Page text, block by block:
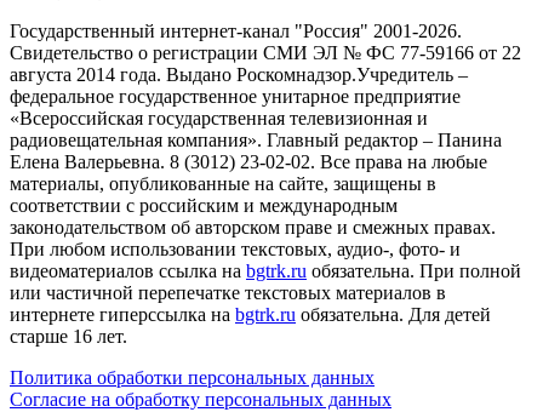
Государственный интернет-канал "Россия" 2001-2026.
Cвидетельство о регистрации СМИ ЭЛ № ФС 77-59166 от 22
августа 2014 года. Выдано Роскомнадзор.Учредитель –
федеральное государственное унитарное предприятие
«Всероссийская государственная телевизионная и
радиовещательная компания». Главный редактор – Панина
Елена Валерьевна. 8 (3012) 23-02-02. Все права на любые
материалы, опубликованные на сайте, защищены в
соответствии с российским и международным
законодательством об авторском праве и смежных правах.
При любом использовании текстовых, аудио-, фото- и
видеоматериалов ссылка на bgtrk.ru обязательна. При полной
или частичной перепечатке текстовых материалов в
интернете гиперссылка на bgtrk.ru обязательна. Для детей
старше 16 лет.
Политика обработки персональных данных
Согласие на обработку персональных данных